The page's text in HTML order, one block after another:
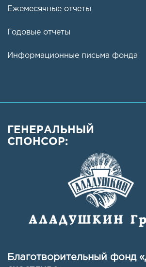
Ежемесячные отчеты
Годовые отчеты
Информационные письма фонда
ГЕНЕРАЛЬНЫЙ
СПОНСОР:
Благотворительный фонд